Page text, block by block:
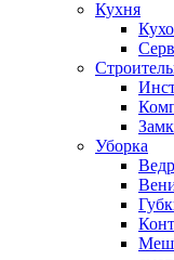
Кухня
Уборка